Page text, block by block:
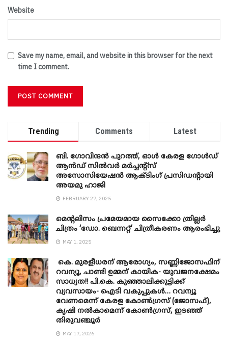
Website
Save my name, email, and website in this browser for the next
time I comment.
Trending Comments Latest
ബി. ​ഗോവിന്ദൻ പുറത്ത്, ഓൾ കേരള ഗോൾഡ്
ആൻഡ് സിൽവർ മർച്ചന്റ്സ്
അസോസിയേഷൻ ആക്ടിംഗ് പ്രസിഡന്റായി
അയമു ഹാജി
FEBRUARY 27, 2025
മെന്‍റലിസം പ്രമേയമായ സൈക്കോ ത്രില്ലർ
ചിത്രം ‘ഡോ. ബെന്നറ്റ്’ ചിത്രീകരണം ആരംഭിച്ചു
MAY 1, 2025
കെ. മുരളീധരന് ആരോഗ്യം, സണ്ണിജോസഫിന്
റവന്യൂ, ചാണ്ടി ഉമ്മന് കായിക- യുവജനക്ഷേമം
സാധ്യത!! പി.കെ. കുഞ്ഞാലിക്കുട്ടിക്ക്
വ്യവസായം- ഐടി വകുപ്പുകൾ… റവന്യൂ
വേണമെന്ന് കേരള കോൺഗ്രസ് (ജോസഫ്),
കൃഷി നൽകാമെന്ന് കോൺഗ്രസ്, ഇടഞ്ഞ്
തിരുവഞ്ചൂർ
MAY 17, 2026